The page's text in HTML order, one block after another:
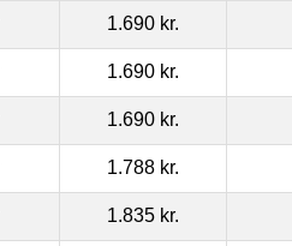
1.690 kr.
1.690 kr.
1.690 kr.
1.788 kr.
1.835 kr.